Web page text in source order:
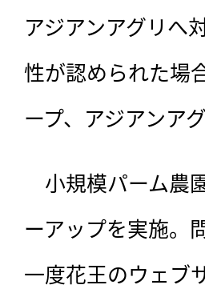
アジアンアグリへ
性が認められた場
ープ、アジアンア
小規模パーム農
ーアップを実施。
一度花王のウェブ